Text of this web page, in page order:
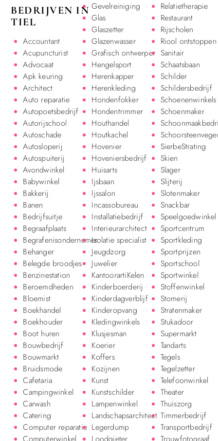
BEDRIJVEN IN
TIEL
Accountant
Acupuncturist
Advocaat
Apk keuring
Architect
Auto reparatie
Autopoetsbedrijf
Autorijschool
Autoschade
Autosloperij
Autospuiterij
Avondwinkel
Babywinkel
Bakkerij
Banen
Bedrijfsuitje
Begraafplaats
Begrafenisondernemer
Behanger
Belegde broodjes
Benzinestation
Beroemdheden
Bloemist
Boekhandel
Boekhouder
Boot huren
Bouwbedrijf
Bouwmarkt
Bruidsmode
Cafetaria
Campingwinkel
Carwash
Catering
Computer reparatie
Gevelreiniging
Glas
Glaszetter
Glazenwasser
Grafisch ontwerper
Hengelsport
Herenkapper
Herenkleding
Hondenfokker
Hondentrimmer
Houthandel
Houtkachel
Hovenier
Hoveniersbedrijf
Huisarts
Ijsbaan
Ijssalon
Incassobureau
Installatiebedrijf
Interieurarchitect
Isolatie specialist
Jeugdzorg
Juwelier
KantoorartiKelen
Kinderboerderij
Kinderdagverblijf
Kinderopvang
Kledingwinkels
Klusjesman
Koerier
Koffers
Kozijnen
Kunst
Kunstschilder
Lampenwinkel
Landschapsarchitect
Legerdump
Relatietherapie
Restaurant
Rijscholen
Riool ontstoppen
Sanitair
Schaatsbaan
Schilder
Schildersbedrijf
Schoenenwinkels
Schoenmaker
SierbeStrating
Skien
Slager
Slijterij
Slotenmaker
Snackbar
Speelgoedwinkel
Sportcentrum
Sportkleding
Sportprijzen
Sportschool
Sportwinkel
Stoffenwinkel
Stomerij
Stratenmaker
Stukadoor
Supermarkt
Tandarts
Tegels
Tegelzetter
Telefoonwinkel
Theater
Thuiszorg
Timmerbedrijf
Transportbedrijf